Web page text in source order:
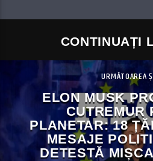
CONTINUAȚI
URMĂTOAREA
ELON MUSK
CUTREMUR
PLANETAR: 18
MESAJE
DETESTĂ